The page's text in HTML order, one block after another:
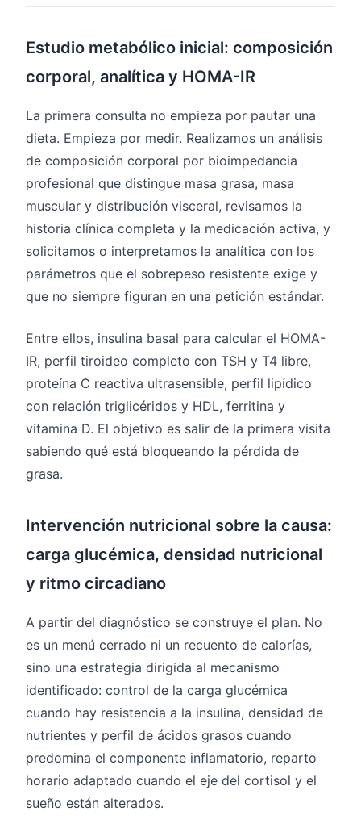
Estudio metabólico inicial: composición
corporal, analítica y HOMA-IR
La primera consulta no empieza por pautar una
dieta. Empieza por medir. Realizamos un análisis
de composición corporal por bioimpedancia
profesional que distingue masa grasa, masa
muscular y distribución visceral, revisamos la
historia clínica completa y la medicación activa, y
solicitamos o interpretamos la analítica con los
parámetros que el sobrepeso resistente exige y
que no siempre figuran en una petición estándar.
Entre ellos, insulina basal para calcular el HOMA-
IR, perfil tiroideo completo con TSH y T4 libre,
proteína C reactiva ultrasensible, perfil lipídico
con relación triglicéridos y HDL, ferritina y
vitamina D. El objetivo es salir de la primera visita
sabiendo qué está bloqueando la pérdida de
grasa.
Intervención nutricional sobre la causa:
carga glucémica, densidad nutricional
y ritmo circadiano
A partir del diagnóstico se construye el plan. No
es un menú cerrado ni un recuento de calorías,
sino una estrategia dirigida al mecanismo
identificado: control de la carga glucémica
cuando hay resistencia a la insulina, densidad de
nutrientes y perfil de ácidos grasos cuando
predomina el componente inflamatorio, reparto
horario adaptado cuando el eje del cortisol y el
sueño están alterados.